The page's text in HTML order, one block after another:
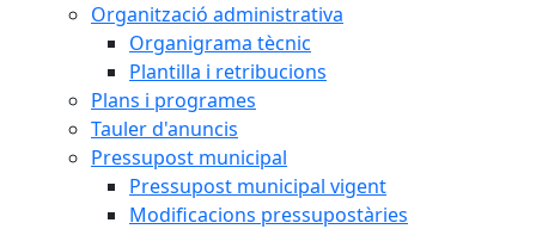
Organització administrativa
Organigrama tècnic
Plantilla i retribucions
Plans i programes
Tauler d'anuncis
Pressupost municipal
Pressupost municipal vigent
Modificacions pressupostàries